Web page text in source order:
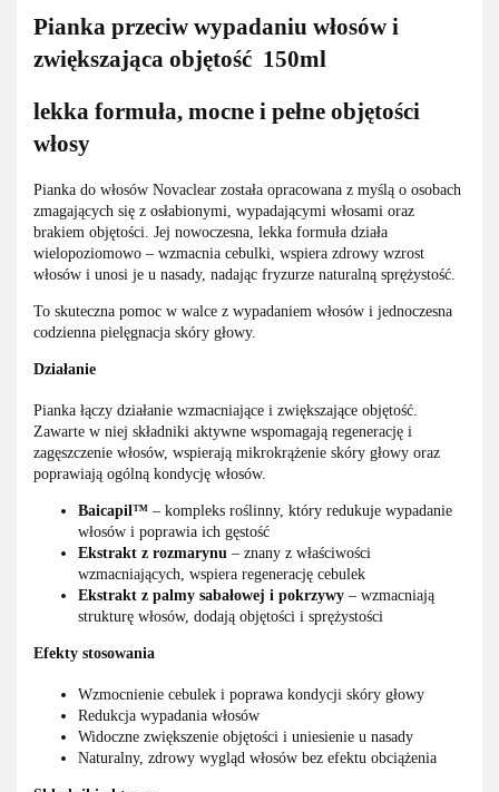
Pianka przeciw wypadaniu włosów i
zwiększająca objętość 150ml
lekka formuła, mocne i pełne objętości
włosy
Pianka do włosów Novaclear została opracowana z myślą o osobach
zmagających się z osłabionymi, wypadającymi włosami oraz
brakiem objętości. Jej nowoczesna, lekka formuła działa
wielopoziomowo – wzmacnia cebulki, wspiera zdrowy wzrost
włosów i unosi je u nasady, nadając fryzurze naturalną sprężystość.
To skuteczna pomoc w walce z wypadaniem włosów i jednoczesna
codzienna pielęgnacja skóry głowy.
Działanie
Pianka łączy działanie wzmacniające i zwiększające objętość.
Zawarte w niej składniki aktywne wspomagają regenerację i
zagęszczenie włosów, wspierają mikrokrążenie skóry głowy oraz
poprawiają ogólną kondycję włosów.
Baicapil™ – kompleks roślinny, który redukuje wypadanie
włosów i poprawia ich gęstość
Ekstrakt z rozmarynu – znany z właściwości
wzmacniających, wspiera regenerację cebulek
Ekstrakt z palmy sabałowej i pokrzywy – wzmacniają
strukturę włosów, dodają objętości i sprężystości
Efekty stosowania
Wzmocnienie cebulek i poprawa kondycji skóry głowy
Redukcja wypadania włosów
Widoczne zwiększenie objętości i uniesienie u nasady
Naturalny, zdrowy wygląd włosów bez efektu obciążenia